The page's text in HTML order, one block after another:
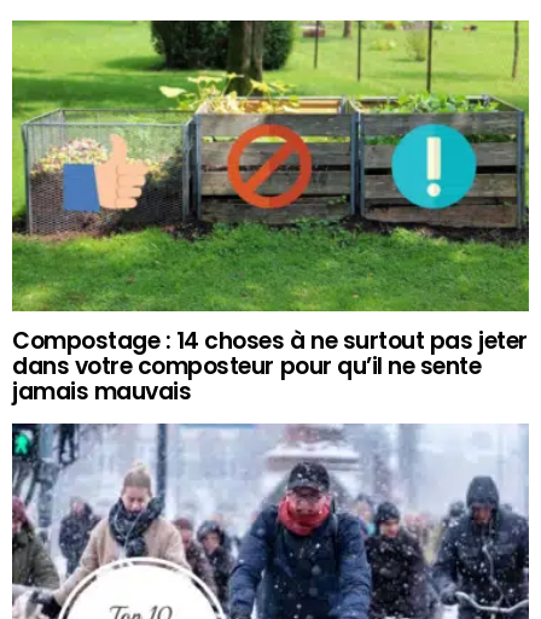
Compostage : 14 choses à ne surtout pas jeter
dans votre composteur pour qu’il ne sente
jamais mauvais